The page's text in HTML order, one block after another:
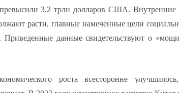
3,2 трлн долларов США. Внутренние
расти, главные намеченные цели
Приведенные данные свидетельствуют о
роста всесторонне